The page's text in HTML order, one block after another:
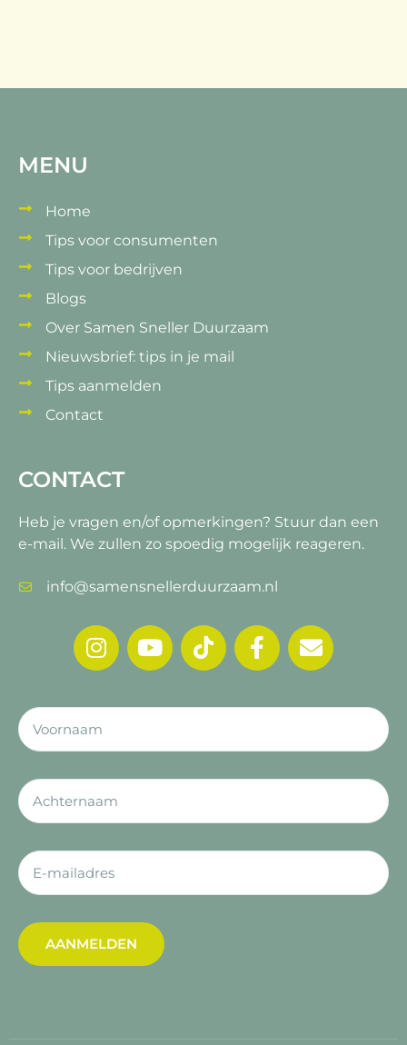
MENU
Home
Tips voor consumenten
Tips voor bedrijven
Blogs
Over Samen Sneller Duurzaam
Nieuwsbrief: tips in je mail
Tips aanmelden
Contact
CONTACT
Heb je vragen en/of opmerkingen? Stuur dan een
e-mail. We zullen zo spoedig mogelijk reageren.
info@samensnellerduurzaam.nl
AANMELDEN